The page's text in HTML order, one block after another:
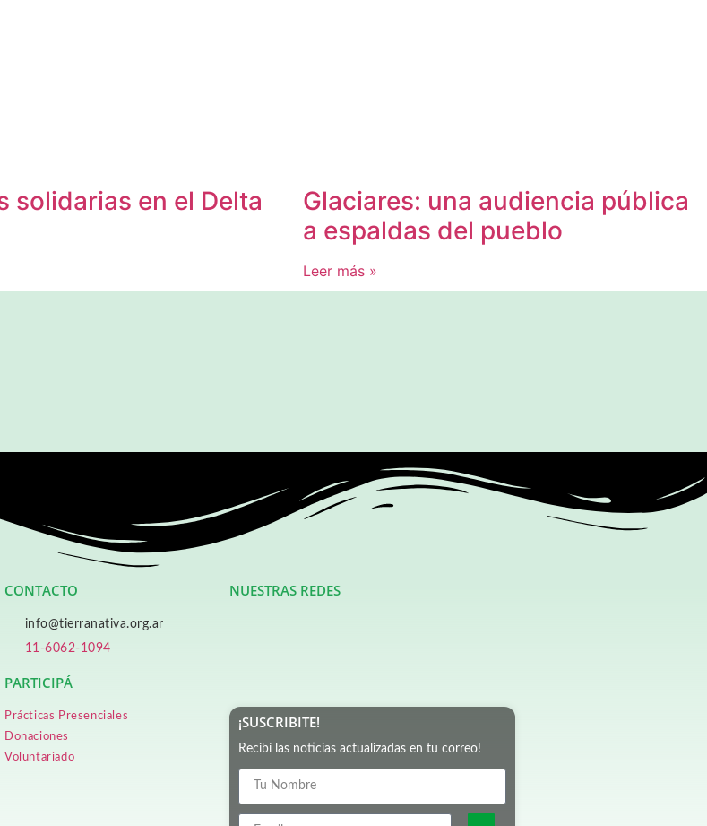
solidarias en el Delta
Glaciares: una audiencia pública
a espaldas del pueblo
Leer más »
CONTACTO
info@tierranativa.org.ar
11-6062-1094
PARTICIPÁ
Prácticas Presenciales
Donaciones
Voluntariado
NUESTRAS REDES
¡SUSCRIBITE!
Recibí las noticias actualizadas en tu correo!